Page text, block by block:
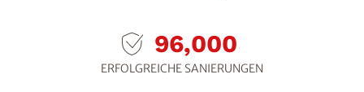
112,800
ERFOLGREICHE SANIERUNGEN